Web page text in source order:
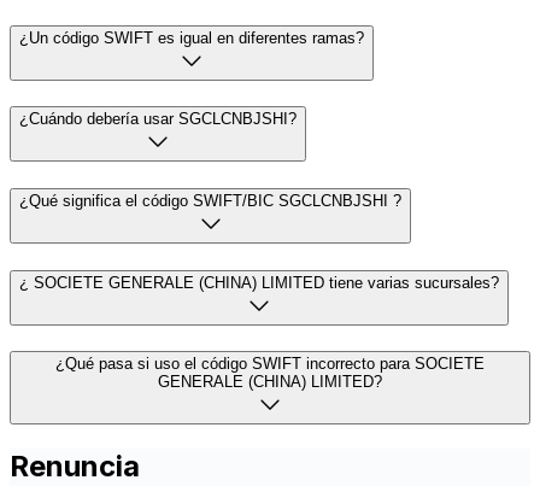
¿Un código SWIFT es igual en diferentes ramas?
¿Cuándo debería usar SGCLCNBJSHI?
¿Qué significa el código SWIFT/BIC SGCLCNBJSHI ?
¿ SOCIETE GENERALE (CHINA) LIMITED tiene varias sucursales?
¿Qué pasa si uso el código SWIFT incorrecto para SOCIETE
GENERALE (CHINA) LIMITED?
Renuncia